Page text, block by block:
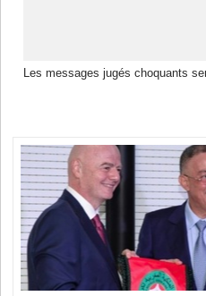
Les messages jugés choquants